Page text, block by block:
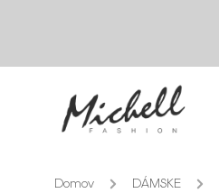
Domov / DÁMSKE /